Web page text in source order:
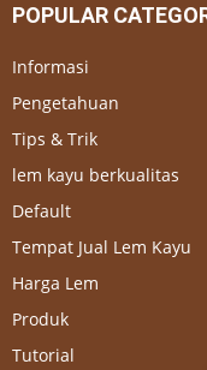
POPULAR
Informasi
Pengetahuan
Tips & Trik
lem kayu berkualitas
Default
Tempat Jual Lem Kayu
Harga Lem
Produk
Tutorial